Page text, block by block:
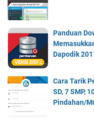
Panduan
Dapodik
Cara Tarik
SD, 7 SMP,
Pindahan/